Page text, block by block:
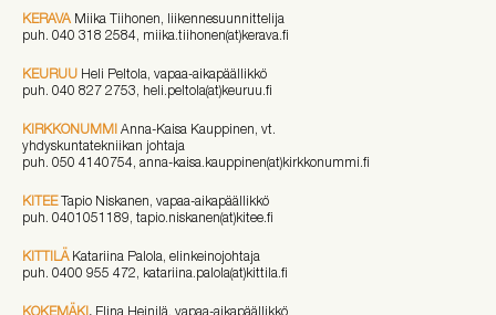
KERAVA Miika Tiihonen, liikennesuunnittelija
puh. 040 318 2584, miika.tiihonen(at)kerava.fi
KEURUU Heli Peltola, vapaa-aikapäällikkö
puh. 040 827 2753, heli.peltola(at)keuruu.fi
KIRKKONUMMI Anna-Kaisa Kauppinen, vt.
yhdyskuntatekniikan johtaja
puh. 050 4140754, anna-kaisa.kauppinen(at)kirkkonummi.fi
KITEE Tapio Niskanen, vapaa-aikapäällikkö
puh. 0401051189, tapio.niskanen(at)kitee.fi
KITTILÄKatariina Palola, elinkeinojohtaja
puh. 0400 955 472, katariina.palola(at)kittila.fi
KOKEMÄKI, Elina Heinilä, vapaa-aikapäällikkö